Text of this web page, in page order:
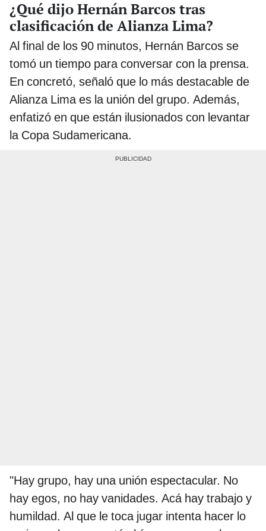
¿Qué dijo Hernán Barcos tras
clasificación de Alianza Lima?
Al final de los 90 minutos, Hernán Barcos se
tomó un tiempo para conversar con la prensa.
En concretó, señaló que lo más destacable de
Alianza Lima es la unión del grupo. Además,
enfatizó en que están ilusionados con levantar
la Copa Sudamericana.
"Hay grupo, hay una unión espectacular. No
hay egos, no hay vanidades. Acá hay trabajo y
humildad. Al que le toca jugar intenta hacer lo